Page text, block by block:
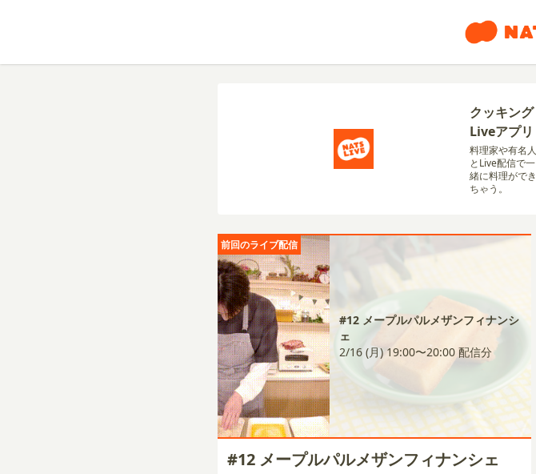
クッキング
Liveアプリ
料理家や有名人
とLive配信で一
緒に料理ができ
ちゃう。
前回のライブ配信
#12 メープルパルメザンフィナンシ
ェ
2/16 (月) 19:00〜20:00 配信分
#12 メープルパルメザンフィナンシェ